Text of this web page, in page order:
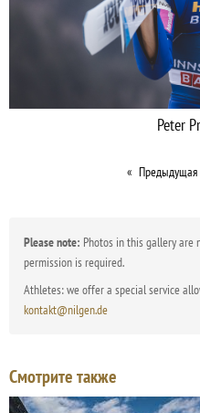
Peter
Предыдущая
Please note: Photos in this gallery are
permission is required.
Athletes: we offer a special service
kontakt@nilgen.de
Смотрите также